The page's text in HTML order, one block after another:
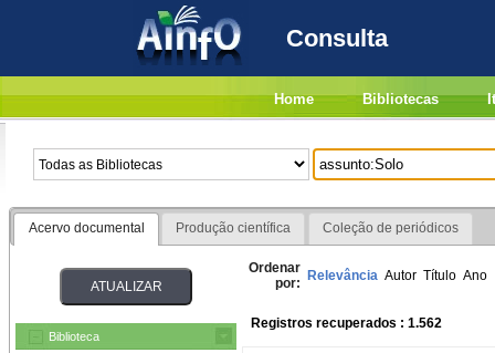
Consulta
Home Bibliotecas
Acervo documental Produção científica Coleção de periódicos
Biblioteca
Ordenar
por: Relevância Autor Título Ano
Registros recuperados : 1.562